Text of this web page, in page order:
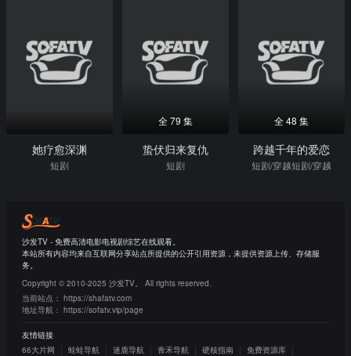
她疗愈深渊
短剧
全 79 集
蛰伏归来复仇
短剧
全 48 集
跨越千年的爱恋
短剧/穿越短剧/穿越
沙发TV - 免费高清电影电视剧综艺在线观看。
本站所有内容均来自互联网分享站点所提供的公开引用资源，未提供资源上传、存储服
务。
Copyright © 2010-2025 沙发TV。 All rights reserved.
当前站点： https://shafatv.com
地址导航： https://sofatv.vip/page
友情链接
66大片网
蛙蛙导航 迷鹿导航 青禾导航 硬核指南 免费资源库